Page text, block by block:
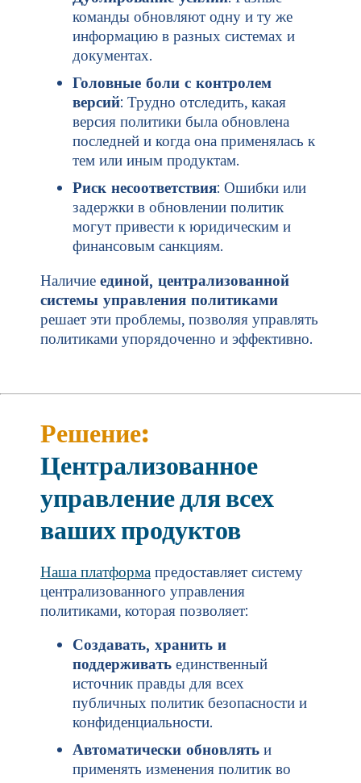
команды обновляют одну и ту же
информацию в разных системах и
документах.
Головные боли с контролем
версий: Трудно отследить, какая
версия политики была обновлена
последней и когда она применялась к
тем или иным продуктам.
Риск несоответствия: Ошибки или
задержки в обновлении политик
могут привести к юридическим и
финансовым санкциям.
Наличие единой, централизованной
системы управления политиками
решает эти проблемы, позволяя управлять
политиками упорядоченно и эффективно.
Решение:
Централизованное
управление для всех
ваших продуктов
Наша платформа предоставляет систему
централизованного управления
политиками, которая позволяет:
Создавать, хранить и
поддерживать единственный
источник правды для всех
публичных политик безопасности и
конфиденциальности.
Автоматически обновлять и
применять изменения политик во